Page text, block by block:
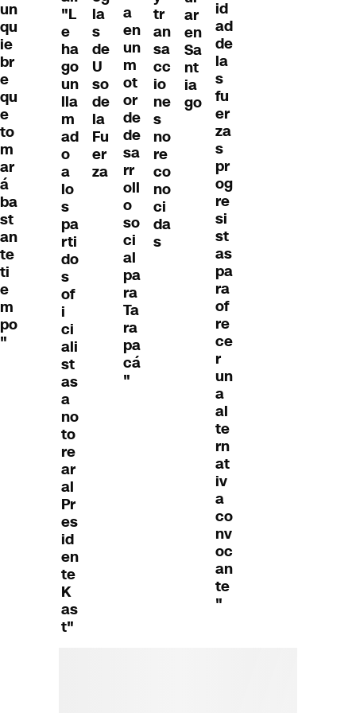
un
qu
ie
br
e
qu
e
to
m
ar
á
ba
st
an
te
ti
e
m
po
"
"L
e
ha
go
un
lla
m
ad
o
a
lo
s
pa
rti
do
s
of
i
ci
ali
st
as
a
no
to
re
ar
al
Pr
es
id
en
te
K
as
t"
la
s
de
U
so
de
la
Fu
er
za
a
en
un
m
ot
or
de
de
sa
rr
oll
o
so
ci
al
pa
ra
Ta
ra
pa
cá
"
tr
an
sa
cc
io
ne
s
no
re
co
no
ci
da
s
ar
en
Sa
nt
ia
go
id
ad
de
la
s
fu
er
za
s
pr
og
re
si
st
as
pa
ra
of
re
ce
r
un
a
al
te
rn
at
iv
a
co
nv
oc
an
te
"